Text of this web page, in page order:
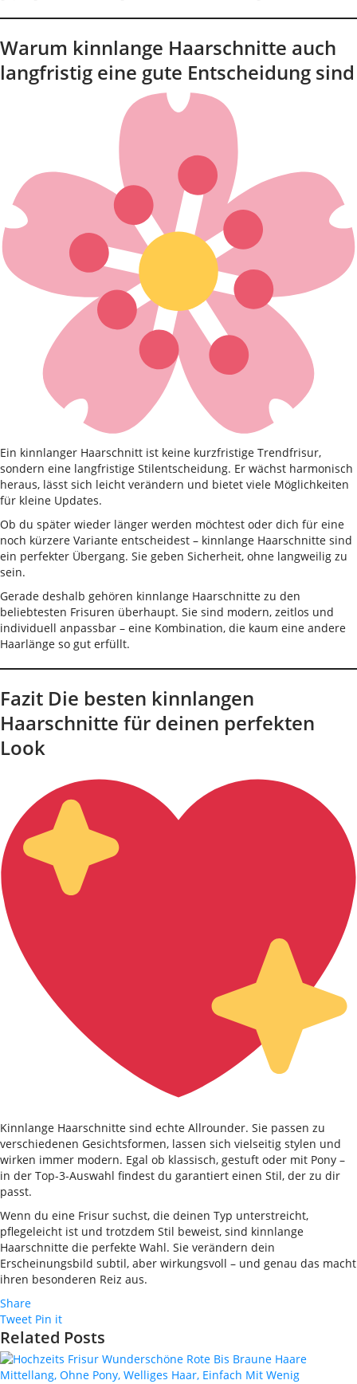
Warum kinnlange Haarschnitte auch
langfristig eine gute Entscheidung sind
Ein kinnlanger Haarschnitt ist keine kurzfristige Trendfrisur,
sondern eine langfristige Stilentscheidung. Er wächst harmonisch
heraus, lässt sich leicht verändern und bietet viele Möglichkeiten
für kleine Updates.
Ob du später wieder länger werden möchtest oder dich für eine
noch kürzere Variante entscheidest – kinnlange Haarschnitte sind
ein perfekter Übergang. Sie geben Sicherheit, ohne langweilig zu
sein.
Gerade deshalb gehören kinnlange Haarschnitte zu den
beliebtesten Frisuren überhaupt. Sie sind modern, zeitlos und
individuell anpassbar – eine Kombination, die kaum eine andere
Haarlänge so gut erfüllt.
Fazit Die besten kinnlangen
Haarschnitte für deinen perfekten
Look
Kinnlange Haarschnitte sind echte Allrounder. Sie passen zu
verschiedenen Gesichtsformen, lassen sich vielseitig stylen und
wirken immer modern. Egal ob klassisch, gestuft oder mit Pony –
in der Top-3-Auswahl findest du garantiert einen Stil, der zu dir
passt.
Wenn du eine Frisur suchst, die deinen Typ unterstreicht,
pflegeleicht ist und trotzdem Stil beweist, sind kinnlange
Haarschnitte die perfekte Wahl. Sie verändern dein
Erscheinungsbild subtil, aber wirkungsvoll – und genau das macht
ihren besonderen Reiz aus.
Share
Tweet Pin it
Related Posts